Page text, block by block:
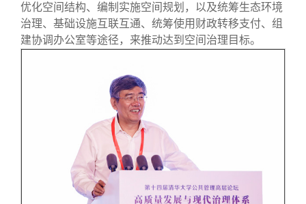
优化空间结构、编制实施空间规划，以及统筹生态环境
治理、基础设施互联互通、统筹使用财政转移支付、组
建协调办公室等途径，来推动达到空间治理目标。